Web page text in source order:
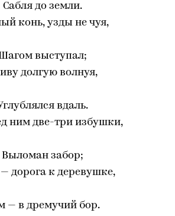
Сабля до земли.
конь, узды не чуя,
выступал;
долгую волнуя,
вдаль.
ним две-три избушки,
Выломан забор;
— дорога к деревушке,
— в дремучий бор.